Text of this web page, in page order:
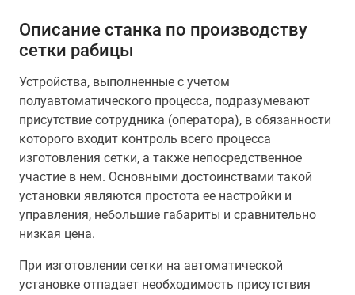
Описание станка по производству
сетки рабицы
Устройства, выполненные с учетом
полуавтоматического процесса, подразумевают
присутствие сотрудника (оператора), в обязанности
которого входит контроль всего процесса
изготовления сетки, а также непосредственное
участие в нем. Основными достоинствами такой
установки являются простота ее настройки и
управления, небольшие габариты и сравнительно
низкая цена.
При изготовлении сетки на автоматической
установке отпадает необходимость присутствия